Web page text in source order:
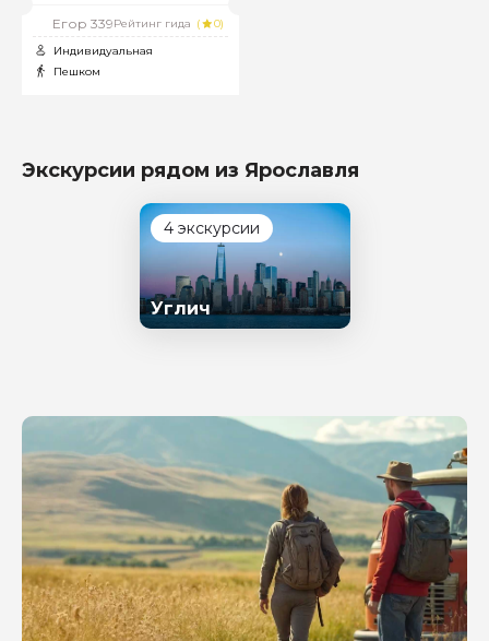
Егор 339Рейтинг гида (
0)
Индивидуальная
Пешком
Экскурсии рядом из Ярославля
4 экскурсии
Углич